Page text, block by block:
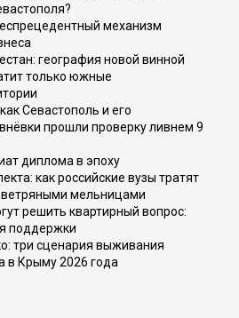
механизм
география новой винной
только южные
Севастополь и его
прошли проверку ливнем 9
диплома в эпоху
как российские вузы тратят
мельницами
решить квартирный вопрос:
поддержки
три сценария выживания
в Крыму 2026 года